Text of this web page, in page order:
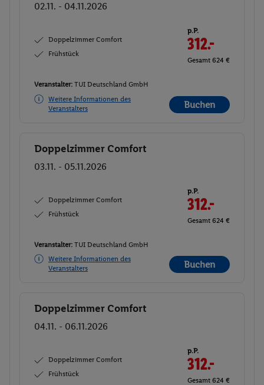
02.11. - 04.11.2026
Doppelzimmer Comfort
Frühstück
p.P.
312.-
Gesamt 624 €
Veranstalter: TUI Deutschland GmbH
Weitere Informationen des
Veranstalters
Buchen
Buchen
Doppelzimmer Comfort
03.11. - 05.11.2026
Doppelzimmer Comfort
Frühstück
p.P.
312.-
Gesamt 624 €
Veranstalter: TUI Deutschland GmbH
Weitere Informationen des
Veranstalters
Buchen
Buchen
Doppelzimmer Comfort
04.11. - 06.11.2026
Doppelzimmer Comfort
Frühstück
p.P.
312.-
Gesamt 624 €